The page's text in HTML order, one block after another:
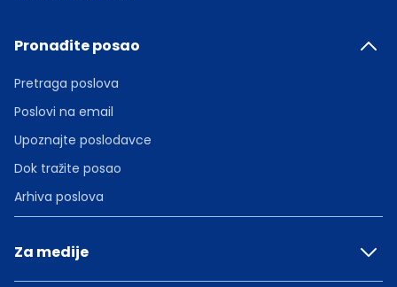
Pronađite posao
Pretraga poslova
Poslovi na email
Upoznajte poslodavce
Dok tražite posao
Arhiva poslova
Za medije